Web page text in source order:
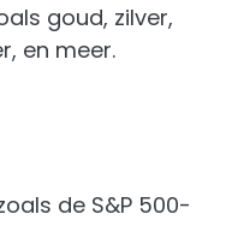
goud, zilver,
en meer.
de S&P 500-